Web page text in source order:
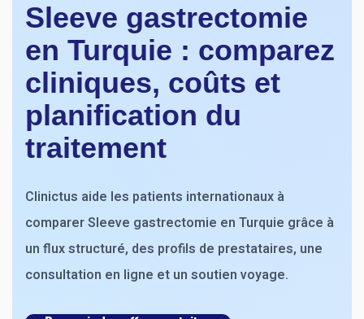
Sleeve gastrectomie
en Turquie : comparez
cliniques, coûts et
planification du
traitement
Clinictus aide les patients internationaux à
comparer Sleeve gastrectomie en Turquie grâce à
un flux structuré, des profils de prestataires, une
consultation en ligne et un soutien voyage.